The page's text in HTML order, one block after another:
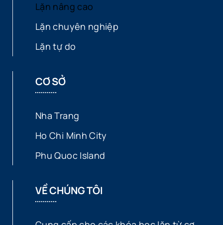
Lặn nâng cao
Lặn chuyên nghiệp
Lặn tự do
CƠ SỞ
Nha Trang
Ho Chi Minh City
Phu Quoc Island
VỀ CHÚNG TÔI